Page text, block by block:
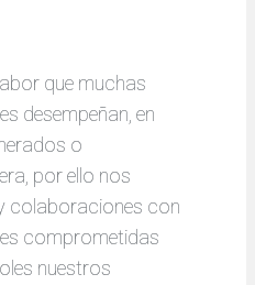
que muchas
desempeñan, en
o
por ello nos
colaboraciones con
comprometidas
nuestros